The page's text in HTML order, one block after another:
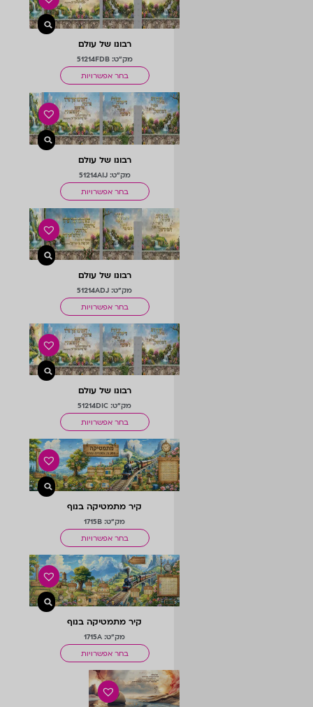
רבונו של עולם
מק"ט: 51214FDB
בחר אפשרויות
רבונו של עולם
מק"ט: 51214AIJ
בחר אפשרויות
רבונו של עולם
מק"ט: 51214ADJ
בחר אפשרויות
רבונו של עולם
מק"ט: 51214DIC
בחר אפשרויות
קיר מתמטיקה בנוף
מק"ט: 1715B
בחר אפשרויות
קיר מתמטיקה בנוף
מק"ט: 1715A
בחר אפשרויות